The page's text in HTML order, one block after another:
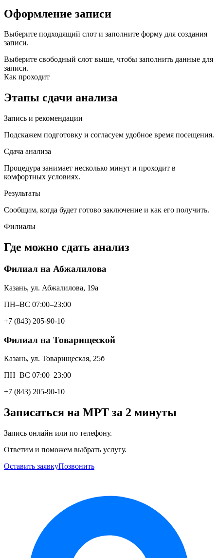
Оформление записи
Выберите подходящий слот и заполните форму для создания
записи.
Выберите свободный слот выше, чтобы заполнить данные для
записи.
Как проходит
Этапы сдачи анализа
Запись и рекомендации
Подскажем подготовку и согласуем удобное время посещения.
Сдача анализа
Процедура занимает несколько минут и проходит в
комфортных условиях.
Результаты
Сообщим, когда будет готово заключение и как его получить.
Филиалы
Где можно сдать анализ
Филиал на Абжалилова
Казань, ул. Абжалилова, 19а
ПН–ВС 07:00–23:00
+7 (843) 205-90-10
Филиал на Товарищеской
Казань, ул. Товарищеская, 25б
ПН–ВС 07:00–23:00
+7 (843) 205-90-10
Записаться на МРТ за 2 минуты
Запись онлайн или по телефону.
Ответим и поможем выбрать услугу.
Оставить заявкуПозвонить